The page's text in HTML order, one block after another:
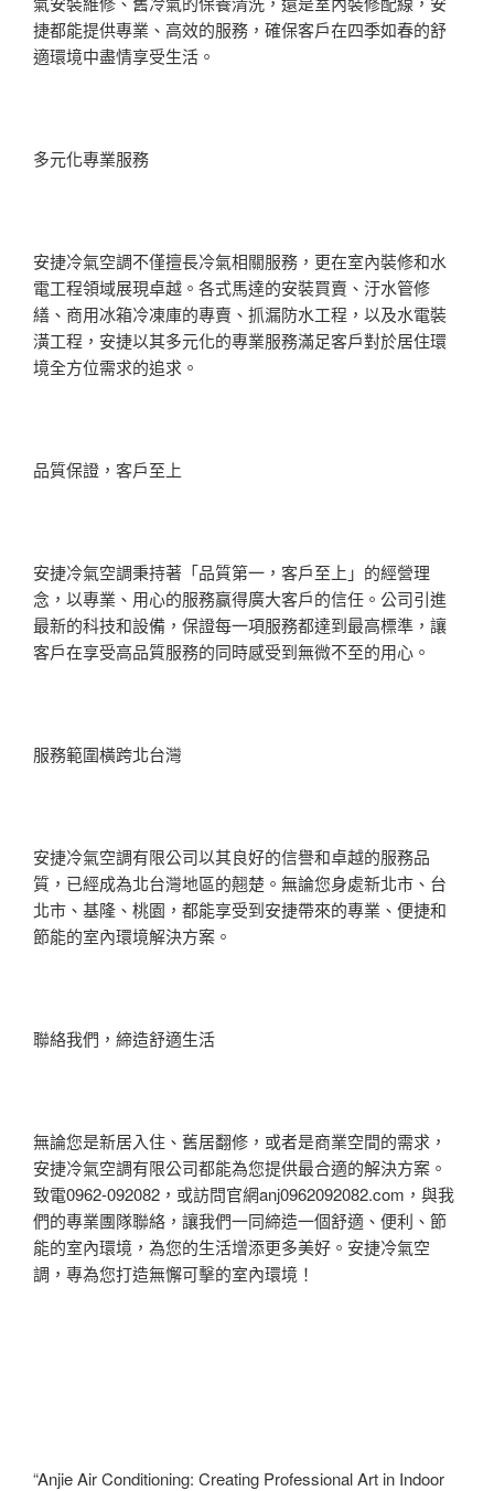
捷都能提供專業、高效的服務，確保客戶在四季如春的舒
適環境中盡情享受生活。
多元化專業服務
安捷冷氣空調不僅擅長冷氣相關服務，更在室內裝修和水
電工程領域展現卓越。各式馬達的安裝買賣、汙水管修
繕、商用冰箱冷凍庫的專賣、抓漏防水工程，以及水電裝
潢工程，安捷以其多元化的專業服務滿足客戶對於居住環
境全方位需求的追求。
品質保證，客戶至上
安捷冷氣空調秉持著「品質第一，客戶至上」的經營理
念，以專業、用心的服務赢得廣大客戶的信任。公司引進
最新的科技和設備，保證每一項服務都達到最高標準，讓
客戶在享受高品質服務的同時感受到無微不至的用心。
服務範圍橫跨北台灣
安捷冷氣空調有限公司以其良好的信譽和卓越的服務品
質，已經成為北台灣地區的翹楚。無論您身處新北市、台
北市、基隆、桃園，都能享受到安捷帶來的專業、便捷和
節能的室內環境解決方案。
聯絡我們，締造舒適生活
無論您是新居入住、舊居翻修，或者是商業空間的需求，
安捷冷氣空調有限公司都能為您提供最合適的解決方案。
致電0962-092082，或訪問官網anj0962092082.com，與我
們的專業團隊聯絡，讓我們一同締造一個舒適、便利、節
能的室內環境，為您的生活增添更多美好。安捷冷氣空
調，專為您打造無懈可擊的室內環境！
“Anjie Air Conditioning: Creating Professional Art in Indoor